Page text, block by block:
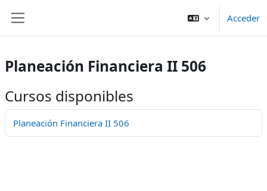
Acceder
Planeación Financiera II 506
Cursos disponibles
Planeación Financiera II 506